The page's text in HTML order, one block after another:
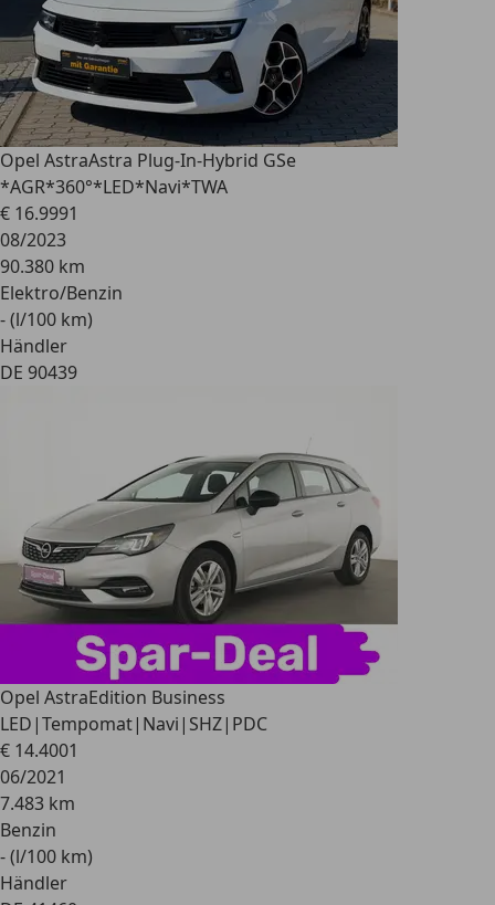
Opel AstraAstra Plug-In-Hybrid GSe
*AGR*360°*LED*Navi*TWA
€ 16.9991
08/2023
90.380 km
Elektro/Benzin
- (l/100 km)
Händler
DE 90439
Opel AstraEdition Business
LED|Tempomat|Navi|SHZ|PDC
€ 14.4001
06/2021
7.483 km
Benzin
- (l/100 km)
Händler